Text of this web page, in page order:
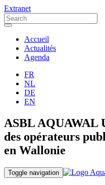
Extranet
Accueil
Actualités
Agenda
FR
NL
DE
EN
ASBL AQUAWAL
des opérateurs
en Wallonie
Toggle navigation